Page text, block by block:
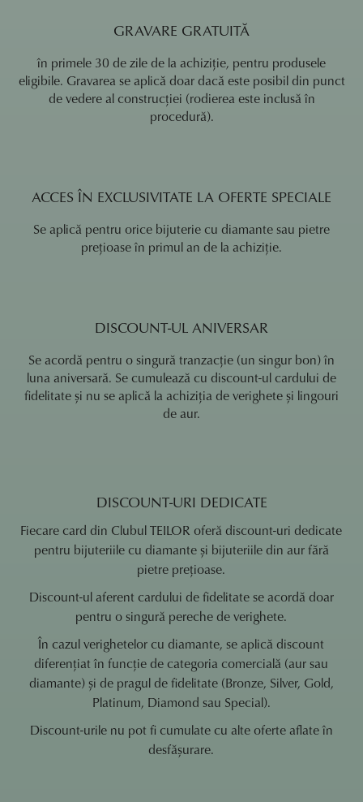
GRAVARE GRATUITĂ
în primele 30 de zile de la achiziție, pentru produsele
eligibile. Gravarea se aplică doar dacă este posibil din punct
de vedere al construcției (rodierea este inclusă în
procedură).
ACCES ÎN EXCLUSIVITATE LA OFERTE SPECIALE
Se aplică pentru orice bijuterie cu diamante sau pietre
prețioase în primul an de la achiziție.
DISCOUNT-UL ANIVERSAR
Se acordă pentru o singură tranzacție (un singur bon) în
luna aniversară. Se cumulează cu discount-ul cardului de
fidelitate și nu se aplică la achiziția de verighete și lingouri
de aur.
DISCOUNT-URI DEDICATE
Fiecare card din Clubul TEILOR oferă discount-uri dedicate
pentru bijuteriile cu diamante și bijuteriile din aur fără
pietre prețioase.
Discount-ul aferent cardului de fidelitate se acordă doar
pentru o singură pereche de verighete.
În cazul verighetelor cu diamante, se aplică discount
diferențiat în funcție de categoria comercială (aur sau
diamante) și de pragul de fidelitate (Bronze, Silver, Gold,
Platinum, Diamond sau Special).
Discount-urile nu pot fi cumulate cu alte oferte aflate în
desfășurare.